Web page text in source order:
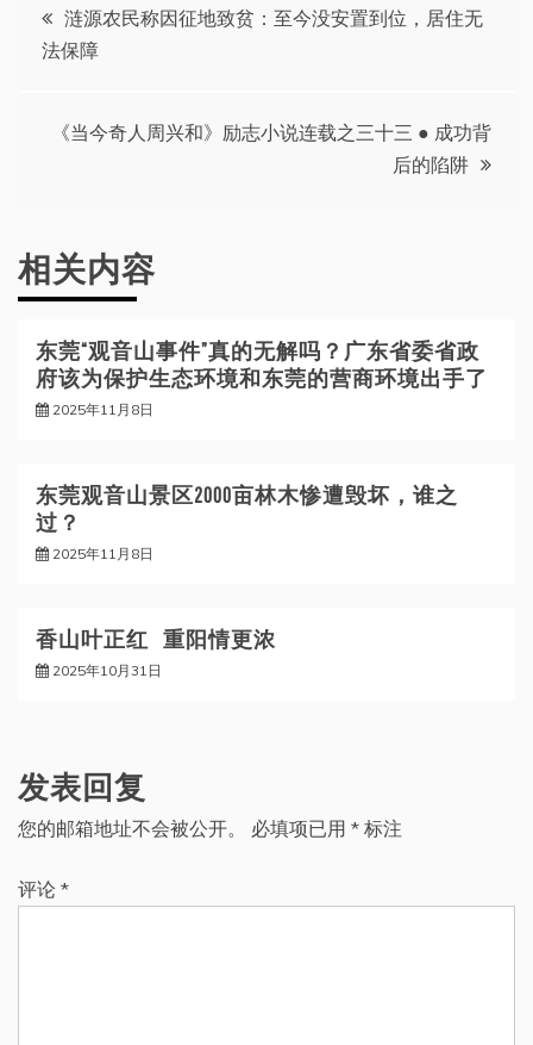
章
涟源农民称因征地致贫：至今没安置到位，居住无
法保障
《当今奇人周兴和》励志小说连载之三十三 ● 成功背
后的陷阱
相关内容
东莞“观音山事件”真的无解吗？广东省委省政
府该为保护生态环境和东莞的营商环境出手了
2025年11月8日
东莞观音山景区2000亩林木惨遭毁坏，谁之
过？
2025年11月8日
香山叶正红 重阳情更浓
2025年10月31日
发表回复
您的邮箱地址不会被公开。 必填项已用 * 标注
评论 *